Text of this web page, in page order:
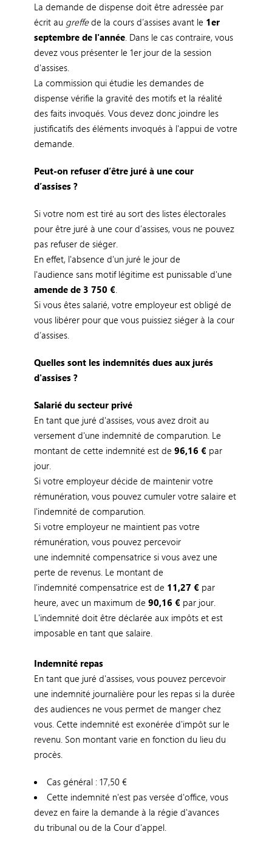
La demande de dispense doit être adressée par
écrit au greffede la cours d’assises avant le 1er
septembre de l'année. Dans le cas contraire, vous
devez vous présenter le 1er jour de la session
d'assises.
La commission qui étudie les demandes de
dispense vérifie la gravité des motifs et la réalité
des faits invoqués. Vous devez donc joindre les
justificatifs des éléments invoqués à l'appui de votre
demande.
Peut-on refuser d’être juré à une cour
d’assises ?
Si votre nom est tiré au sort des listes électorales
pour être juré à une cour d’assises, vous ne pouvez
pas refuser de siéger.
En effet, l'absence d'un juré le jour de
l'audience sans motif légitime est punissable d'une
amende de 3 750 €.
Si vous êtes salarié, votre employeur est obligé de
vous libérer pour que vous puissiez siéger à la cour
d’assises.
Quelles sont les indemnités dues aux jurés
d'assises ?
Salarié du secteur privé
En tant que juré d'assises, vous avez droit au
versement d'une indemnité de comparution. Le
montant de cette indemnité est de 96,16 € par
jour.
Si votre employeur décide de maintenir votre
rémunération, vous pouvez cumuler votre salaire et
l'indemnité de comparution.
Si votre employeur ne maintient pas votre
rémunération, vous pouvez percevoir
une indemnité compensatrice si vous avez une
perte de revenus. Le montant de
l'indemnité compensatrice est de 11,27 € par
heure, avec un maximum de 90,16 € par jour.
L'indemnité doit être déclarée aux impôts et est
imposable en tant que salaire.
Indemnité repas
En tant que juré d'assises, vous pouvez percevoir
une indemnité journalière pour les repas si la durée
des audiences ne vous permet de manger chez
vous. Cette indemnité est exonérée d'impôt sur le
revenu. Son montant varie en fonction du lieu du
procès.
Cas général : 17,50 €
Cette indemnité n'est pas versée d'office, vous
devez en faire la demande à la régie d'avances
du tribunal ou de la Cour d'appel.